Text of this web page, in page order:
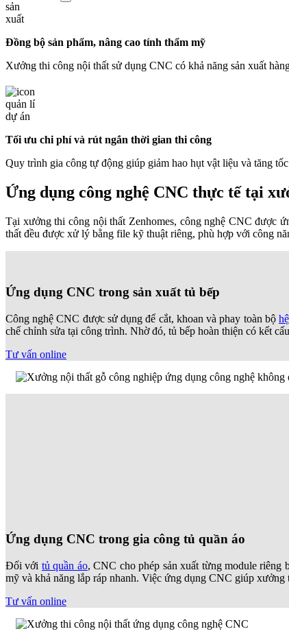
Đồng bộ sản phẩm, nâng cao tính thẩm mỹ
Xưởng thi công nội thất sử dụng CNC có khả năng sản xuất
Tối ưu chi phí và rút ngắn thời gian thi công
Quy trình gia công tự động giúp giảm hao hụt vật liệu và tăng
Ứng dụng công nghệ CNC thực tế tại
Tại xưởng thi công nội thất Zenhomes, công nghệ CNC được
thất đều được xử lý bằng file kỹ thuật riêng, phù hợp với công
Ứng dụng CNC trong sản xuất tủ bếp
Công nghệ CNC được sử dụng để cắt, khoan và phay toàn bộ
chế chỉnh sửa tại công trình. Nhờ đó, tủ bếp hoàn thiện có kết
Tư vấn online
Ứng dụng CNC trong gia công tủ quần áo
Đối với tủ quần áo, CNC cho phép sản xuất từng module riêng
mỹ và khả năng lắp ráp nhanh. Việc ứng dụng CNC giúp
Tư vấn online